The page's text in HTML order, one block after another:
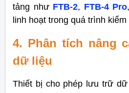
tảng như FTB-2, FTB-4 Pro
linh hoạt trong quá trình
4. Phân tích nâng
dữ liệu
Thiết bị cho phép lưu trữ